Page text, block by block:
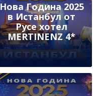
Нова Година 2025
в Истанбул от
Русе хотел
MERTINENZ 4*